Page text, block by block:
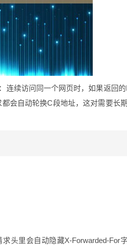
连续访问同一个网页时，如果返回的I
会自动轮换C段地址，这对需要长期
头里会自动隐藏X-Forwarded-For字